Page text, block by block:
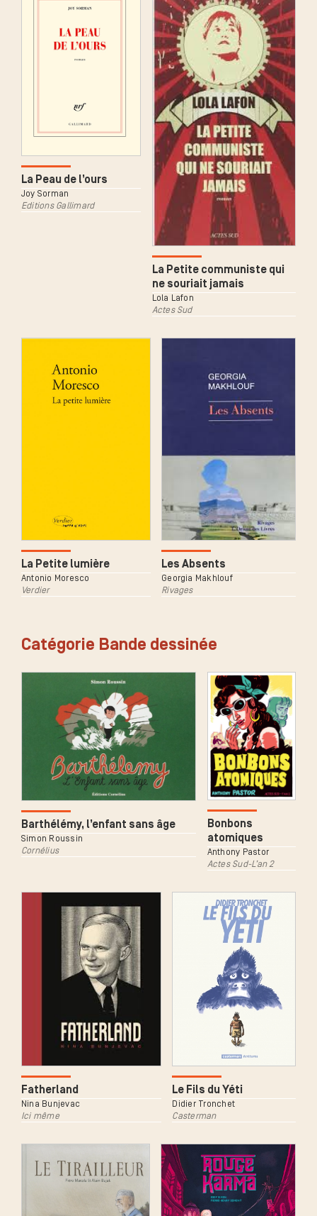
La Peau de l’ours
Joy Sorman
Editions Gallimard
La Petite communiste qui
ne souriait jamais
Lola Lafon
Actes Sud
La Petite lumière
Antonio Moresco
Verdier
Les Absents
Georgia Makhlouf
Rivages
Catégorie Bande dessinée
Barthélémy, l’enfant sans âge
Simon Roussin
Cornélius
Bonbons
atomiques
Anthony Pastor
Actes Sud-L’an 2
Fatherland
Nina Bunjevac
Ici même
Le Fils du Yéti
Didier Tronchet
Casterman